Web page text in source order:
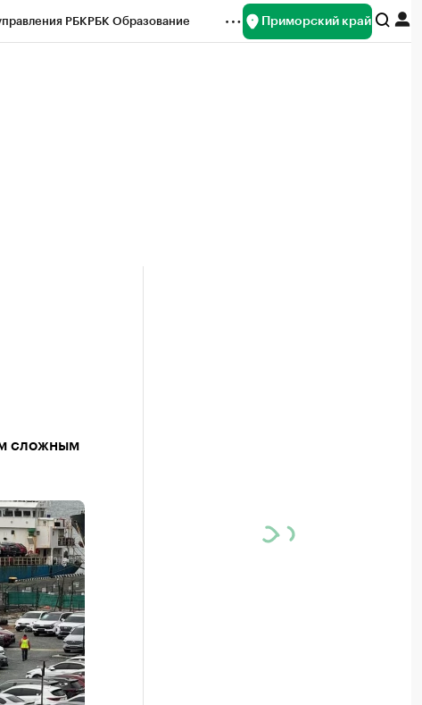
РБКРБК Образование Приморский край
сложным